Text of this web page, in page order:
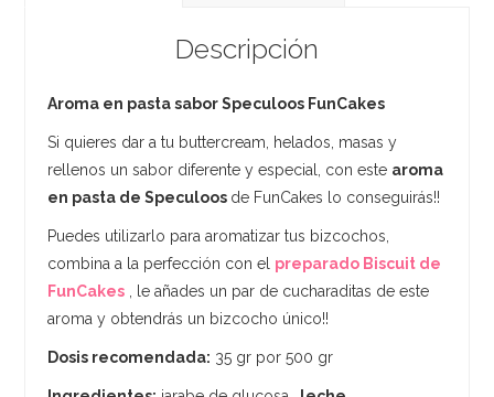
Descripción
Aroma en pasta sabor Speculoos FunCakes
Si quieres dar a tu buttercream, helados, masas y
rellenos un sabor diferente y especial, con este aroma
en pasta de Speculoos de FunCakes lo conseguirás!!
Puedes utilizarlo para aromatizar tus bizcochos,
combina a la perfección con el preparado Biscuit de
FunCakes , le añades un par de cucharaditas de este
aroma y obtendrás un bizcocho único!!
Dosis recomendada: 35 gr por 500 gr